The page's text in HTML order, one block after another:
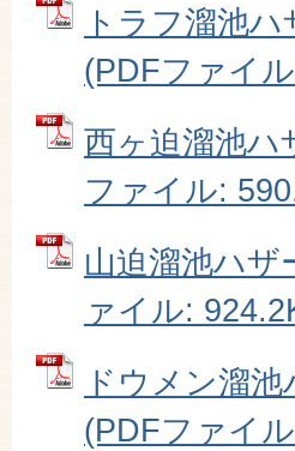
トラフ溜池
(PDFファイ
西ヶ迫溜池
ファイル:
山迫溜池ハ
ァイル:
ドウメン溜
(PDFファイ